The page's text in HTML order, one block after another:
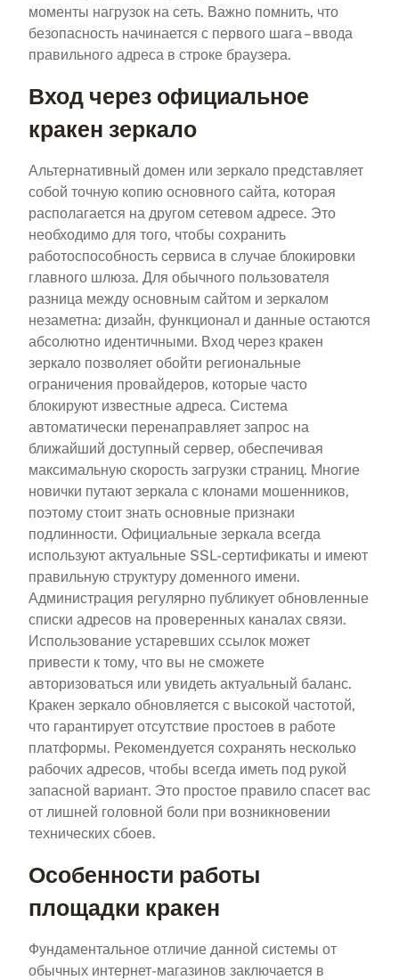
моменты нагрузок на сеть. Важно помнить, что
безопасность начинается с первого шага – ввода
правильного адреса в строке браузера.
Вход через официальное
кракен зеркало
Альтернативный домен или зеркало представляет
собой точную копию основного сайта, которая
располагается на другом сетевом адресе. Это
необходимо для того, чтобы сохранить
работоспособность сервиса в случае блокировки
главного шлюза. Для обычного пользователя
разница между основным сайтом и зеркалом
незаметна: дизайн, функционал и данные остаются
абсолютно идентичными. Вход через кракен
зеркало позволяет обойти региональные
ограничения провайдеров, которые часто
блокируют известные адреса. Система
автоматически перенаправляет запрос на
ближайший доступный сервер, обеспечивая
максимальную скорость загрузки страниц. Многие
новички путают зеркала с клонами мошенников,
поэтому стоит знать основные признаки
подлинности. Официальные зеркала всегда
используют актуальные SSL-сертификаты и имеют
правильную структуру доменного имени.
Администрация регулярно публикует обновленные
списки адресов на проверенных каналах связи.
Использование устаревших ссылок может
привести к тому, что вы не сможете
авторизоваться или увидеть актуальный баланс.
Кракен зеркало обновляется с высокой частотой,
что гарантирует отсутствие простоев в работе
платформы. Рекомендуется сохранять несколько
рабочих адресов, чтобы всегда иметь под рукой
запасной вариант. Это простое правило спасет вас
от лишней головной боли при возникновении
технических сбоев.
Особенности работы
площадки кракен
Фундаментальное отличие данной системы от
обычных интернет-магазинов заключается в